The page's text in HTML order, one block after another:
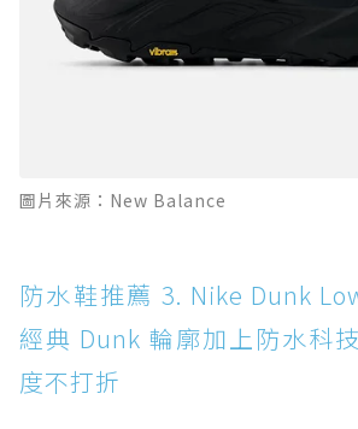
圖片來源：New Balance
防水鞋推薦 3. Nike Dunk Low
經典 Dunk 輪廓加上防水科技
度不打折